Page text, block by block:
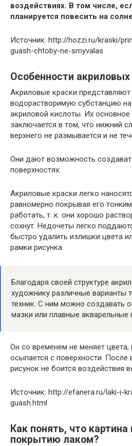
воздействиях. В том числе,
планируется повесить на
Источник: http://hozzi.ru/kraski/
guash-chtoby-ne-smyvalas
Особенности акриловых
Акриловые краски
водорастворимую субстанцию
акриловой кислоты. Их
заключается в том, что нижний
верхнего не размывается и не
Они дают возможность
поверхностях:
Акриловые краски легко
равномерно покрывая его
работать, т. к. они хорошо
сохнут. Недочеты легко
быстро удалить излишки цвета
рамки рисунка.
Благодаря своей структуре
художнику различные варианты
техник. С ним можно создавать
мазки или плавные акварельные
Он со временем не меняет цвета,
осыпается с поверхности.
рисунок не боится воздействия
Источник: http://efanera.ru/laki-i-
guash.html
Как понять, что картина
покрытию лаком?